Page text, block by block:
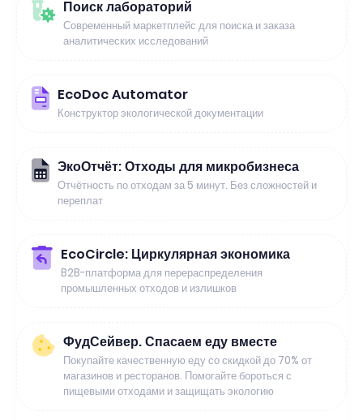
Поиск лабораторий
Современный маркетплейс для поиска и заказа
аналитических исследований
EcoDoc Automator
Конструктор экологической документации
ЭкоОтчёт: Отходы для микробизнеса
Отчётность по отходам за 5 минут. Без сложностей и
переплат
EcoCircle: Циркулярная экономика
B2B-платформа для перераспределения
промышленных отходов и излишков
ФудСейвер. Спасаем еду вместе
Покупайте качественную еду со скидкой до 70% от
магазинов и ресторанов. Помогайте бороться с
пищевыми отходами и защищать экологию